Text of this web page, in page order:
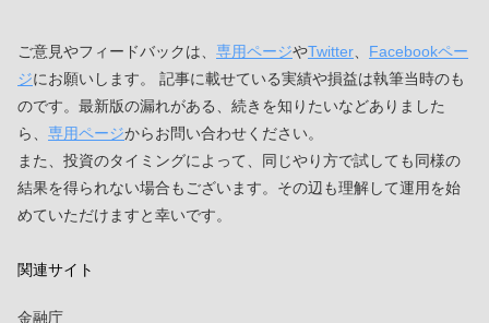
ご意見やフィードバックは、 専用ページやTwitter
Facebookペー
ジにお願いします。 記事に載せている実績や損益は執筆当時のも
のです。最新版の漏れがある、続きを知りたいなどありました
ら、 専用ページからお問い合わせください。
また、投資のタイミングによって、同じやり方で試しても同様の
結果を得られない場合もございます。その辺も理解して運用を始
めていただけますと幸いです。
関連サイト
金融庁